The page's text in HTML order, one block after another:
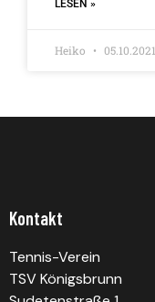
LESEN »
Heiko 05.10.2021
Kontakt
Tennis-Verein
TSV Königsbrunn